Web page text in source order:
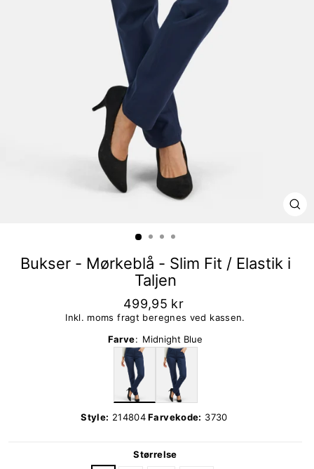
Bukser - Mørkeblå - Slim Fit / Elastik i
Taljen
499,95 kr
Inkl. moms fragt beregnes ved kassen.
Farve: Midnight Blue
Style: 214804Farvekode: 3730
Størrelse